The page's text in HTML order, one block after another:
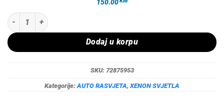
150.00
XENON BALAST SKODA YETI PASSAT CC 1K0941329 |BAL07|
Dodaj u korpu
SKU: 72875953
Kategorije: AUTO RASVJETA, XENON SVJETLA